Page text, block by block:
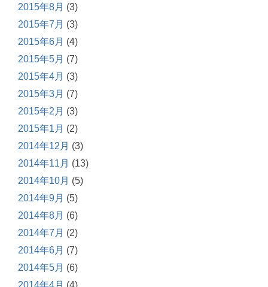
2015年8月 (3)
2015年7月 (3)
2015年6月 (4)
2015年5月 (7)
2015年4月 (3)
2015年3月 (7)
2015年2月 (3)
2015年1月 (2)
2014年12月 (3)
2014年11月 (13)
2014年10月 (5)
2014年9月 (5)
2014年8月 (6)
2014年7月 (2)
2014年6月 (7)
2014年5月 (6)